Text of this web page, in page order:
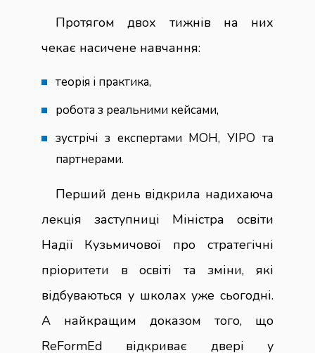
Протягом двох тижнів на них
чекає насичене навчання:
теорія і практика,
робота з реальними кейсами,
зустрічі з експертами МОН, УІРО та
партнерами.
Перший день відкрила надихаюча
лекція заступниці Міністра освіти
Надії Кузьмичової про стратегічні
пріоритети в освіті та зміни, які
відбуваються у школах уже сьогодні.
А найкращим доказом того, що
ReFormEd відкриває двері у